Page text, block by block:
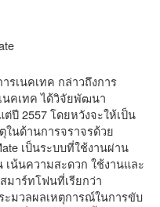
เนคเทค กล่าวถึงการ
นคเทค ได้วิจัยพัฒนา
ปี 2557 โดยหวังจะให้เป็น
ในด้านการจราจรด้วย
เป็นระบบที่ใช้งานผ่าน
น้นความสะดวก ใช้งานและ
มาร์ทโฟนที่เรียกว่า
ะมวลผลเหตุการณ์ในการขับ